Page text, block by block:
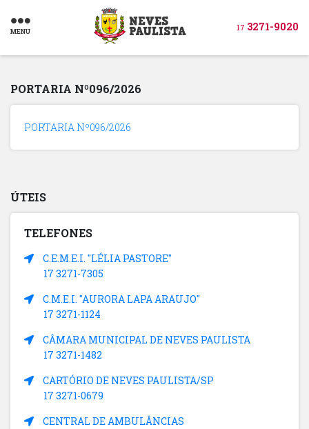
MENU 17 3271-9020
PORTARIA Nº096/2026
PORTARIA Nº096/2026
ÚTEIS
TELEFONES
C.E.M.E.I. "LÉLIA PASTORE"
17 3271-7305
C.M.E.I. "AURORA LAPA ARAUJO"
17 3271-1124
CÂMARA MUNICIPAL DE NEVES PAULISTA
17 3271-1482
CARTÓRIO DE NEVES PAULISTA/SP
17 3271-0679
CENTRAL DE AMBULÂNCIAS